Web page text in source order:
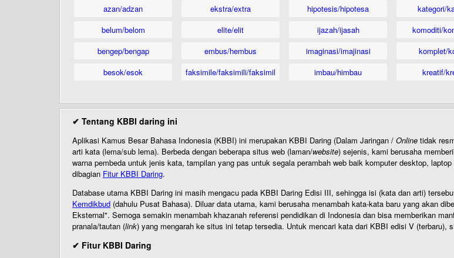
azan/adzan
belum/belom
bengep/bengap
besok/esok
ekstra/extra
elite/elit
embus/hembus
faksimile/faksimili/faksimil
hipotesis/hipotesa
ijazah/ijasah
imaginasi/imajinasi
imbau/himbau
kategori/
komoditi/
komplet/
kreatif/
✔ Tentang KBBI daring ini
Aplikasi Kamus Besar Bahasa Indonesia (KBBI) ini merupakan KBBI Daring (Dalam Jaringan / Online tidak
arti kata (lema/sub lema). Berbeda dengan beberapa situs web (laman/website) sejenis, kami berusaha
warna pembeda untuk jenis kata, tampilan yang pas untuk segala perambah web baik komputer desktop,
dibagian Fitur KBBI Daring.
Database utama KBBI Daring ini masih mengacu pada KBBI Daring Edisi III, sehingga isi (kata dan arti)
Kemdikbud (dahulu Pusat Bahasa). Diluar data utama, kami berusaha menambah kata-kata baru yang akan
Eksternal". Semoga semakin menambah khazanah referensi pendidikan di Indonesia dan bisa memberikan
pranala/tautan (link) yang mengarah ke situs ini tetap tersedia. Untuk mencari kata dari KBBI edisi V (terbaru),
✔ Fitur KBBI Daring